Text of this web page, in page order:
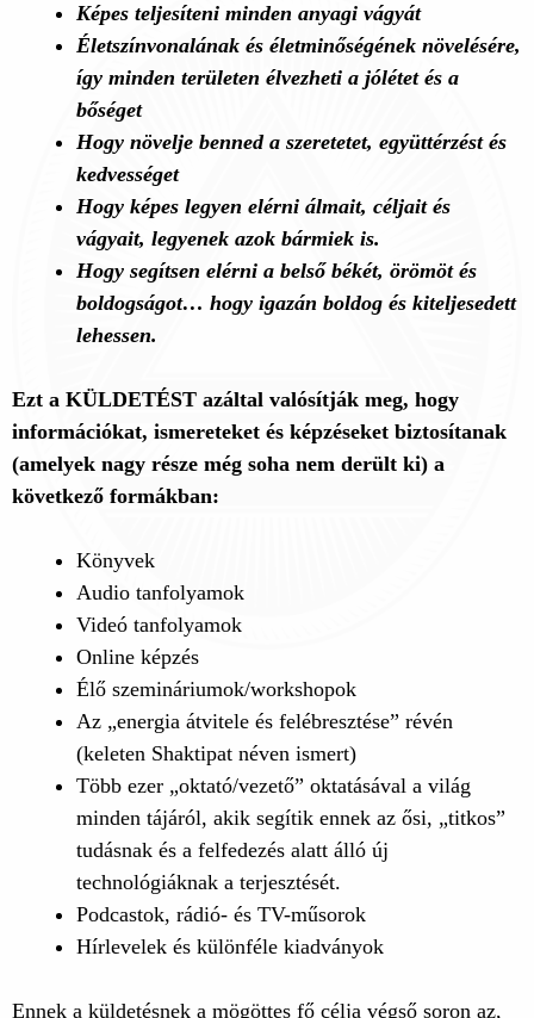
Képes teljesíteni minden anyagi vágyát
Életszínvonalának és életminőségének növelésére,
így minden területen élvezheti a jólétet és a
bőséget
Hogy növelje benned a szeretetet, együttérzést és
kedvességet
Hogy képes legyen elérni álmait, céljait és
vágyait, legyenek azok bármiek is.
Hogy segítsen elérni a belső békét, örömöt és
boldogságot… hogy igazán boldog és kiteljesedett
lehessen.
Ezt a KÜLDETÉST azáltal valósítják meg, hogy
információkat, ismereteket és képzéseket biztosítanak
(amelyek nagy része még soha nem derült ki) a
következő formákban:
Könyvek
Audio tanfolyamok
Videó tanfolyamok
Online képzés
Élő szemináriumok/workshopok
Az „energia átvitele és felébresztése” révén
(keleten Shaktipat néven ismert)
Több ezer „oktató/vezető” oktatásával a világ
minden tájáról, akik segítik ennek az ősi, „titkos”
tudásnak és a felfedezés alatt álló új
technológiáknak a terjesztését.
Podcastok, rádió- és TV-műsorok
Hírlevelek és különféle kiadványok
Ennek a küldetésnek a mögöttes fő célja végső soron az,